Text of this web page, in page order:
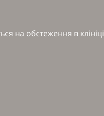
на обстеження в клініці